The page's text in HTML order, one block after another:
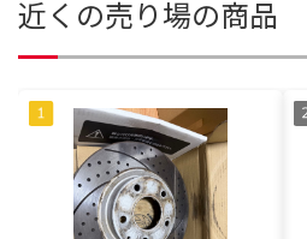
近くの売り場の商品